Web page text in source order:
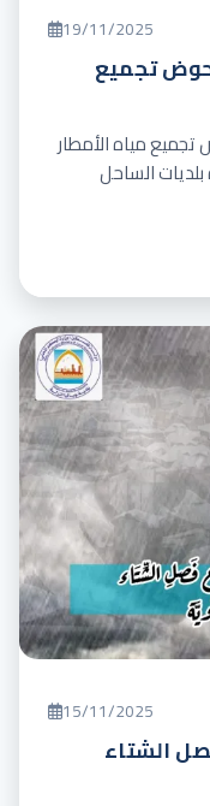
19/11/2025
تجميع
مياه الأمطار
الساحل
15/11/2025
الشتاء